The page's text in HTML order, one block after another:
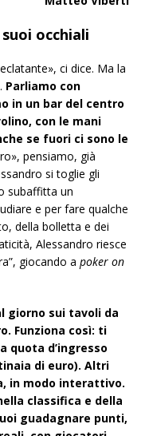
occhiali
ci dice. Ma la
Parliamo con
in un bar del centro
con le mani
se fuori ci sono le
pensiamo, già
si toglie gli
subaffitta un
e per fare qualche
della bolletta e dei
Alessandro riesce
giocando a poker on
giorno sui tavoli da
Funziona così: ti
quota d’ingresso
di euro). Altri
in modo interattivo.
classifica e della
guadagnare punti,